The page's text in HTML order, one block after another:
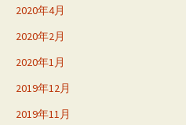
2020年4月
2020年2月
2020年1月
2019年12月
2019年11月